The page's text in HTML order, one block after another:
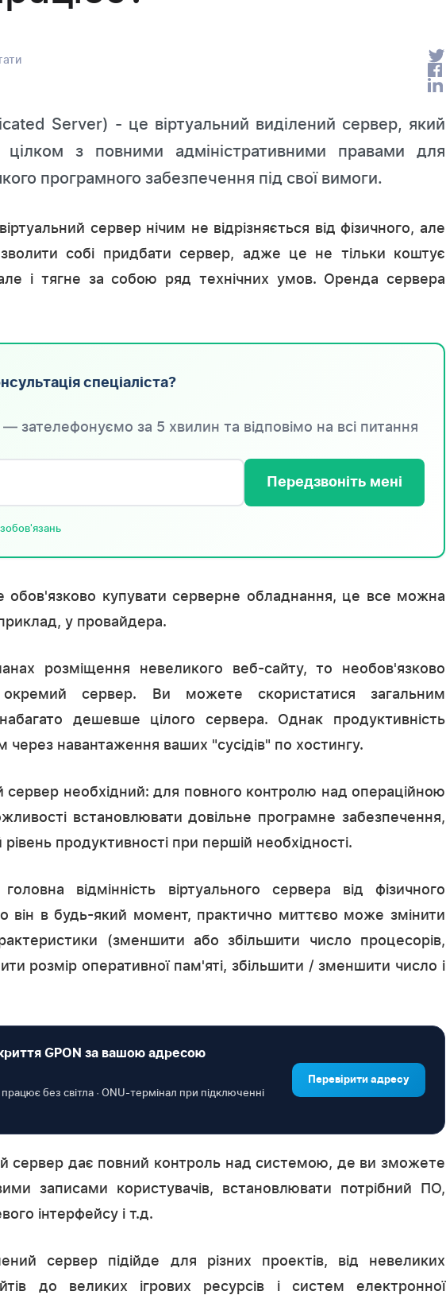
Server) - це віртуальний виділений сервер, який
цілком з повними адміністративними правами для
програмного забезпечення під свої вимоги.
сервер нічим не відрізняється від фізичного, але
собі придбати сервер, адже це не тільки коштує
і тягне за собою ряд технічних умов. Оренда сервера
спеціаліста?
зателефонуємо за 5 хвилин та відповімо на всі питання
Передзвоніть мені
обов'язково купувати серверне обладнання, це все можна
у провайдера.
розміщення невеликого веб-сайту, то необов'язково
окремий сервер. Ви можете скористатися загальним
дешевше цілого сервера. Однак продуктивність
навантаження ваших "сусідів" по хостингу.
сервер необхідний: для повного контролю над операційною
встановлювати довільне програмне забезпечення,
продуктивності при першій необхідності.
відмінність віртуального сервера від фізичного
він в будь-який момент, практично миттєво може змінити
(зменшити або збільшити число процесорів,
розмір оперативної пам'яті, збільшити / зменшити число і
GPON за вашою адресою
без світла · ONU-термінал при підключенні
Перевірити адресу
сервер дає повний контроль над системою, де ви зможете
записами користувачів, встановлювати потрібний ПО,
інтерфейсу і т.д.
сервер підійде для різних проектів, від невеликих
до великих ігрових ресурсів і систем електронної